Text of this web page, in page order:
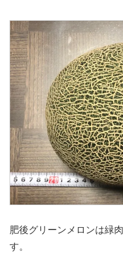
肥後グリーンメロンは緑
す。